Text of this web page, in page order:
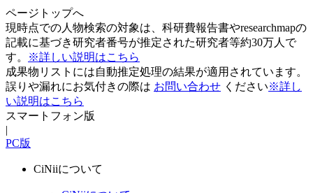
ページトップへ
現時点での人物検索の対象は、科研費報告書やresearchmapの
記載に基づき研究者番号が推定された研究者等約30万人で
す。
※詳しい説明はこちら
成果物リストには自動推定処理の結果が適用されています。
誤りや漏れにお気付きの際は お問い合わせ ください※詳し
い説明はこちら
スマートフォン版
|
PC版
CiNiiについて